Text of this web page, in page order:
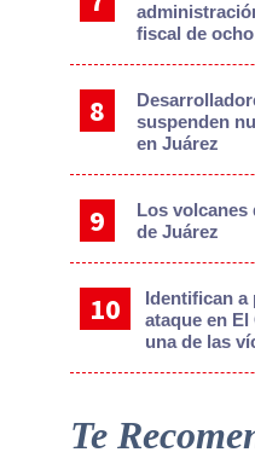
fiscal de
suspenden
en Juárez
Los
de Juárez
Identifican a
ataque en
una de las
Te